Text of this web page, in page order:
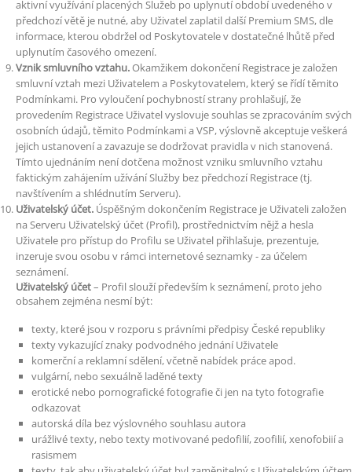
aktivní využívání placených Služeb po uplynutí období uvedeného v
předchozí větě je nutné, aby Uživatel zaplatil další Premium SMS, dle
informace, kterou obdržel od Poskytovatele v dostatečné lhůtě před
uplynutím časového omezení.
Vznik smluvního vztahu.Okamžikem dokončení Registrace je založen
smluvní vztah mezi Uživatelem a Poskytovatelem, který se řídí těmito
Podmínkami. Pro vyloučení pochybností strany prohlašují, že
provedením Registrace Uživatel vyslovuje souhlas se zpracováním svých
osobních údajů, těmito Podmínkami a VSP, výslovně akceptuje veškerá
jejich ustanovení a zavazuje se dodržovat pravidla v nich stanovená.
Tímto ujednáním není dotčena možnost vzniku smluvního vztahu
faktickým zahájením užívání Služby bez předchozí Registrace (tj.
navštívením a shlédnutím Serveru).
Uživatelský účet. Úspěšným dokončením Registrace je Uživateli založen
na Serveru Uživatelský účet (Profil), prostřednictvím nějž a hesla
Uživatele pro přístup do Profilu se Uživatel přihlašuje, prezentuje,
inzeruje svou osobu v rámci internetové seznamky - za účelem
seznámení.
Uživatelský účet– Profil slouží především k seznámení, proto jeho
obsahem zejména nesmí být:
texty, které jsou v rozporu s právními předpisy České republiky
texty vykazující znaky podvodného jednání Uživatele
komerční a reklamní sdělení, včetně nabídek práce apod.
vulgární, nebo sexuálně laděné texty
erotické nebo pornografické fotografie či jen na tyto fotografie
odkazovat
autorská díla bez výslovného souhlasu autora
urážlivé texty, nebo texty motivované pedofilií, zoofilií, xenofobiií a
rasismem